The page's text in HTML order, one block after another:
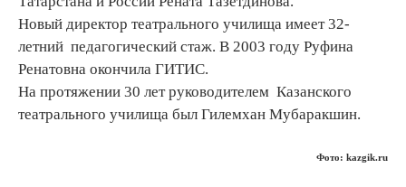
Новый директор театрального училища имеет 32-
летний педагогический стаж. В 2003 году Руфина
Ренатовна окончила ГИТИС.
На протяжении 30 лет руководителем Казанского
театрального училища был Гилемхан Мубаракшин.
Фото: kazgik.ru